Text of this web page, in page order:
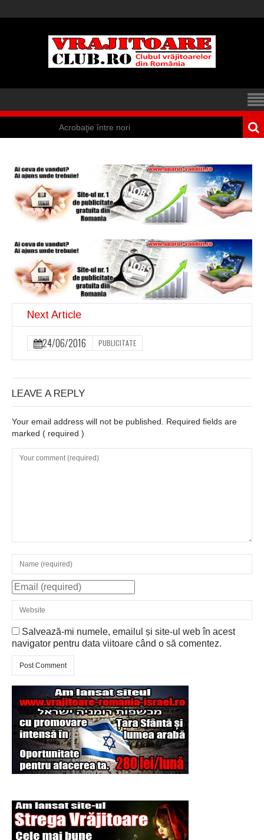
Acrobaţie între nori
un cort din Spania
Marea vânătoare
de vrăjitoare din
Vrăjitoare
zburătoare în Mexic
Magia în Thailanda
Madona lacrimilor
din Siracusa
(Silcilia)
Derba, un oraş
magie neagră
Next Article
24/06/2016 PUBLICITATE
LEAVE A REPLY
Your email address will not be published. Required fields are
marked ( required )
Salvează-mi numele, emailul și site-ul web în acest
navigator pentru data viitoare când o să comentez.